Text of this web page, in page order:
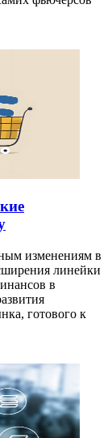
изменениям в
линейки
в
готового к